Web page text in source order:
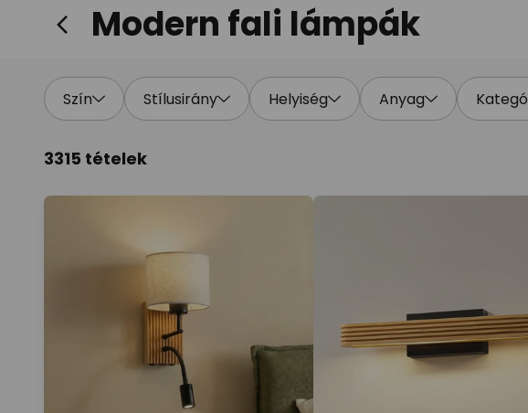
Modern fali lámpák
Szín Stílusirány Helyiség Anyag
3315 tételek